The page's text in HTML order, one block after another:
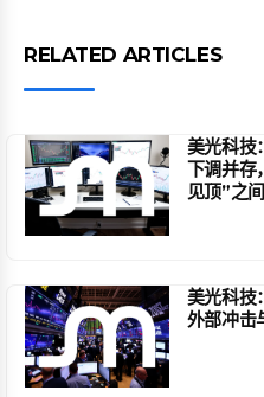
RELATED ARTICLES
美光科技
下调并存
见顶”之
美光科
外部冲击